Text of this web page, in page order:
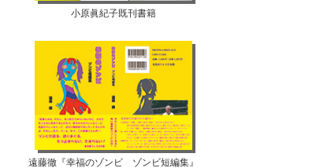
小原眞紀子既刊書籍
遠藤徹『幸福のゾンビ ゾンビ短編集』